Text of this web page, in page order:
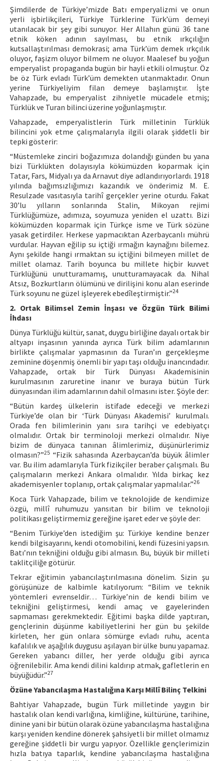
Şimdilerde de Türkiye’mizde Batı emperyalizmi ve onun
yerli işbirlikçileri, Türkiye Türklerine Türk’üm demeyi
utanılacak bir şey gibi sunuyor. Her Allahın günü 36 tane
etnik köken adının sayılması, bu etnik ırkçılığın
kutsallaştırılması demokrasi; ama Türk’üm demek ırkçılık
oluyor, faşizm oluyor bilmem ne oluyor. Maalesef bu yoğun
emperyalist propaganda bugün bir hayli etkili olmuştur. Öz
be öz Türk evladı Türk’üm demekten utanmaktadır. Onun
yerine Türkiyeliyim filan demeye başlamıştır. İşte
Vahapzade, bu emperyalist zihniyetle mücadele etmiş;
Türklük ve Turan bilinci üzerine yoğunlaşmıştır.
Vahapzade, emperyalistlerin Türk milletinin Türklük
bilincini yok etme çalışmalarıyla ilgili olarak şiddetli bir
tepki gösterir:
“Müstemleke zinciri boğazımıza dolandığı günden bu yana
bizi Türklükten dolayısıyla kökümüzden koparmak için
Tatar, Fars, Midyalı ya da Arnavut diye adlandırıyorlardı. 1918
yılında bağımsızlığımızı kazandık ve önderimiz M. E.
Resulzade vasıtasıyla tarihî gerçekler yerine oturdu. Fakat
30’lu yılların sonlarında Stalin, Mikoyan rejimi
Türklüğümüze, adımıza, soyumuza yeniden el uzattı. Bizi
kökümüzden koparmak için Türkçe isme ve Türk sözüne
yasak getirdiler. Herkese yapmacıktan Azerbaycanlı mührü
vurdular. Hayvan eğilip su içtiği ırmağın kaynağını bilemez.
Aynı şekilde hangi ırmaktan su içtiğini bilmeyen millet de
millet olamaz. Tarih boyunca bu millete hiçbir kuvvet
Türklüğünü unutturamamış, unutturamayacak da. Nihal
Atsız, Bozkurtların ölümünü ve dirilişini konu alan eserinde
Türk soyunu ne güzel işleyerek ebedîleştirmiştir.”24
2. Ortak Bilimsel Zemin İnşası ve Özgün Türk Bilimi
İhdası
Dünya Türklüğü kültür, sanat, duygu birliğine dayalı ortak bir
altyapı inşasının yanında ayrıca Türk bilim adamlarının
birlikte çalışmalar yapmasının da Turan’ın gerçekleşme
zeminine döşenmiş önemli bir yapı taşı olduğu inancındadır.
Vahapzade, ortak bir Türk Dünyası Akademisinin
kurulmasının zaruretine inanır ve buraya bütün Türk
dünyasından ilim adamlarının dahil olmasını ister. Şöyle der:
“Bütün kardeş ülkelerin istifade edeceği ve merkezi
Türkiye’de olan bir ‘Türk Dünyası Akademisi’ kurulmalı.
Orada fen bilimlerinin yanı sıra tarihçi ve edebiyatçı
olmalıdır. Ortak bir terminoloji merkezi olmalıdır. Niye
bizim de dünyaca tanınan âlimlerimiz, düşünürlerimiz
olmasın?”25 “Fizik sahasında Azerbaycan’da büyük âlimler
var. Bu ilim adamlarıyla Türk fizikçiler beraber çalışmalı. Bu
çalışmaların merkezi Ankara olmalıdır. Yılda birkaç kez
akademisyenler toplanıp, ortak çalışmalar yapmalılar.”26
Koca Türk Vahapzade, bilim ve teknolojide de kendimize
özgü, millî ruhumuzu yansıtan bir bilim ve teknoloji
politikası geliştirmemiz gereğine işaret eder ve şöyle der:
“Benim Türkiye’den istediğim şu: Türkiye kendine benzer
kendi bilgisayarını, kendi otomobilini, kendi füzesini yapsın.
Batı’nın tekniğini olduğu gibi almasın. Bu, büyük bir milleti
taklitçiliğe götürür.
Tekrar eğitimin yabancılaştırılmasına dönelim. Sizin şu
görüşünüze de kalbimle katılıyorum: “Bilim ve teknik
yöntemleri evrenseldir… Türkiye’nin de kendi bilim ve
tekniğini geliştirmesi, kendi amaç ve gayelerinden
sapmaması gerekmektedir. Eğitimi başka dilde yaptıran,
gençlerinin düşünme kabiliyetlerini her gün bu şekilde
kirleten, her gün onlara sömürge evladı ruhu, acenta
kafalılık ve aşağılık duygusu aşılayan bir ülke bunu yapamaz.
Gereken yabancı diller, her yerde olduğu gibi ayrıca
öğrenilebilir. Ama kendi dilini kaldırıp atmak, gafletlerin en
büyüğüdür.”27
Özüne Yabancılaşma Hastalığına Karşı Millî Bilinç Telkini
Bahtiyar Vahapzade, bugün Türk milletinde yaygın bir
hastalık olan kendi varlığına, kimliğine, kültürüne, tarihine,
dinine yani bir bütün olarak özüne yabancılaşma hastalığına
karşı yeniden kendine dönerek şahsiyetli bir millet olmamız
gereğine şiddetli bir vurgu yapıyor. Özellikle gençlerimizin
hızla batıya taparlık, kendine yabancılaşma hastalığına